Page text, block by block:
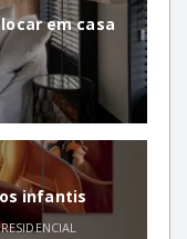
em casa
infantis
RESIDENCIAL